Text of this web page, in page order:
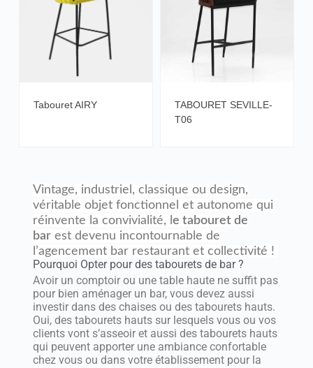
Tabouret AIRY
TABOURET SEVILLE-
T06
Vintage, industriel, classique ou design,
véritable objet fonctionnel et autonome qui
réinvente la convivialité, l e tabouret de
barest devenu incontournable de
l’agencement bar restaurant et collectivité !
Pourquoi Opter pour des tabourets de bar ?
Avoir un comptoir ou une table haute ne suffit pas
pour bien aménager un bar, vous devez aussi
investir dans des chaises ou des tabourets hauts.
Oui, des tabourets hauts sur lesquels vous ou vos
clients vont s’asseoir et aussi des tabourets hauts
qui peuvent apporter une ambiance confortable
chez vous ou dans votre établissement pour la